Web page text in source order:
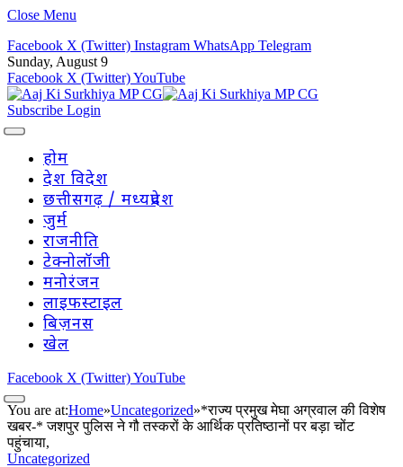
Close Menu
Facebook X (Twitter) Instagram WhatsApp Telegram
Sunday, August 9
Facebook X (Twitter)YouTube
Subscribe Login
होम
देश विदेश
छत्तीसगढ़ / मध्यप्रदेश
जुर्म
राजनीति
टेक्नोलॉजी
मनोरंजन
लाइफस्टाइल
बिज़नस
खेल
Facebook X (Twitter)YouTube
You are at:Home»Uncategorized»*राज्य प्रमुख मेघा अग्रवाल की विशेष
खबर-* जशपुर पुलिस ने गौ तस्करों के आर्थिक प्रतिष्ठानों पर बड़ा चोंट
पहुंचाया,
Uncategorized